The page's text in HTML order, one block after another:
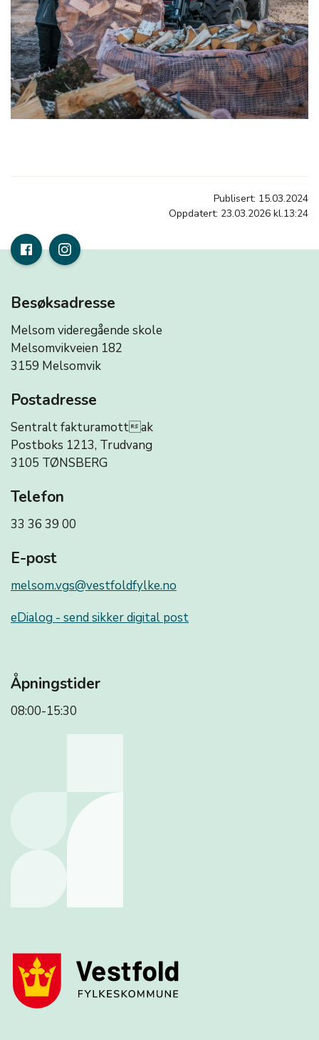
Publisert: 15.03.2024
Oppdatert: 23.03.2026 kl.13:24
Besøksadresse
Melsom videregående skole
Melsomvikveien 182
3159 Melsomvik
Postadresse
Sentralt fakturamottak
Postboks 1213, Trudvang
3105 TØNSBERG
Telefon
33 36 39 00
E-post
melsom.vgs@vestfoldfylke.no
eDialog - send sikker digital post
Åpningstider
08:00-15:30